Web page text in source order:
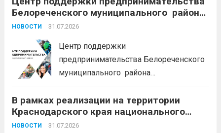
ставка 0,1- 8,15 % годовых Возможно установление
льготного периода...
Белореченского муниципального района
Краснодарского края приглашает на
НОВОСТИ 31.07.2026
Центр поддержки
предпринимательства Белореченского
муниципального района
БЕСПЛАТНЫЕ КОНСУЛЬТАЦИИ
Бухгалтерский учет и заполнение
деклараций; Трудовое
В рамках реализации на территории
Краснодарского края национального
проекта «Эффективная и конкурентная
НОВОСТИ 31.07.2026